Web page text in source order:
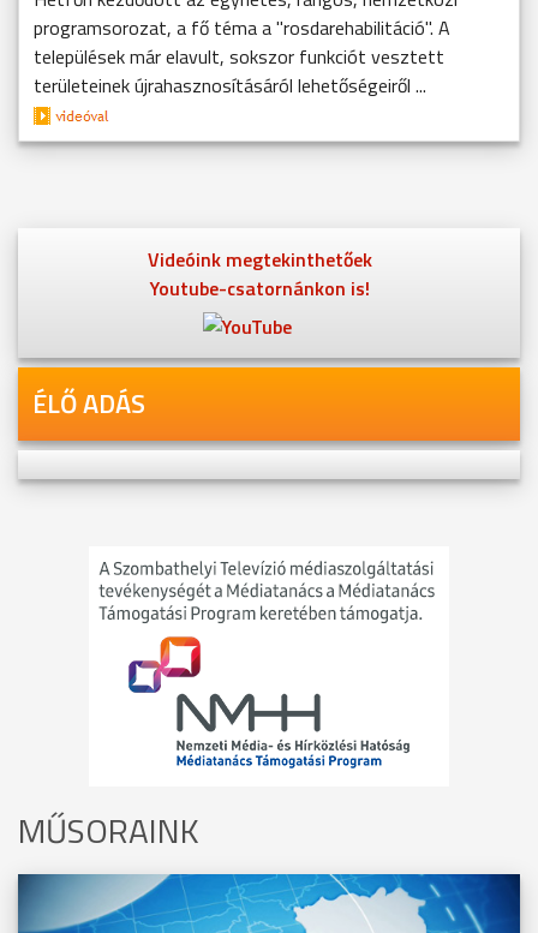
programsorozat, a fő téma a "rosdarehabilitáció". A
települések már elavult, sokszor funkciót vesztett
területeinek újrahasznosításáról lehetőségeiről ...
Videóink megtekinthetőek
Youtube-csatornánkon is!
ÉLŐ ADÁS
MŰSORAINK